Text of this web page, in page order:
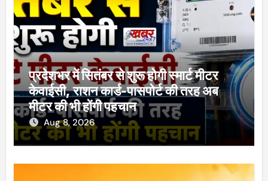
प्रदेशभर में सितंबर से शुरू होगी स्मार्ट मीटर
केवाईसी, राशन कार्ड-पासपोर्ट की तरह अब
मीटर की भी होंगी पहचान
Aug 8, 2026